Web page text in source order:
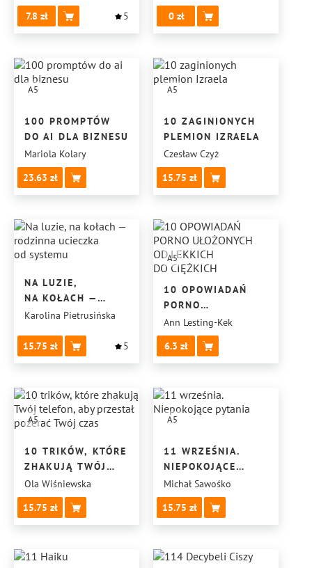
7.8
5 0
A5
100 PROMPTÓW
DO AI DLA BIZNESU
Mariola Kolary
23.63
A5
10 ZAGINIONYCH
PLEMION IZRAELA
Czesław Czyż
15.75
NA LUZIE,
NA KOŁACH —
RODZINNA
OD SYSTEMU
Karolina Pietrusińska
15.75 5
A5
10 OPOWIADAŃ
PORNO
UŁOŻONYCH
OD LEKKICH
DO CIĘŻKICH
Ann Lesting-Kek
6.3
A5
10 TRIKÓW, KTÓRE
ZHAKUJĄ TWÓJ
TELEFON,
ABY PRZESTAŁ
POŻERAĆ
TWÓJ CZAS
Ola Wiśniewska
15.75
A5
11 WRZEŚNIA.
NIEPOKOJĄCE
PYTANIA
Michał Sawośko
15.75